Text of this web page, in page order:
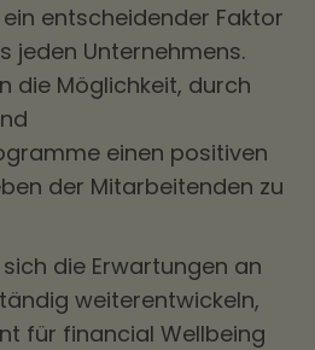
entscheidender Faktor
jeden Unternehmens.
die Möglichkeit, durch
einen positiven
der Mitarbeitenden zu
die Erwartungen an
weiterentwickeln,
für financial Wellbeing